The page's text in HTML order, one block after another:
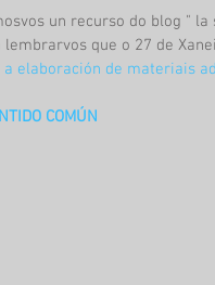
un recurso do blog "
que o 27 de
elaboración de materiais
COMÚN